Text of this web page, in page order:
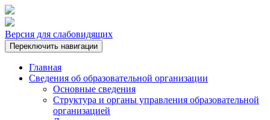
Версия для слабовидящих
Переключить навигации
Главная
Сведения об образовательной организации
Основные сведения
Структура и органы управления образовательной
организацией